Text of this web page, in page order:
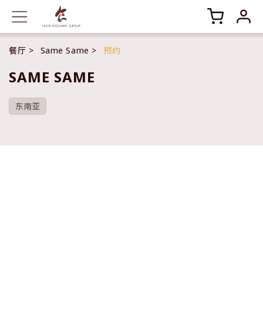
餐厅 Same Same 预约
SAME SAME
东南亚